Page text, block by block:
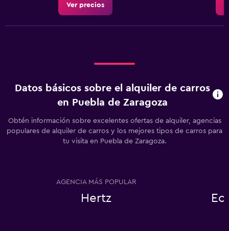
Ver precios
Datos básicos sobre el alquiler de carros
en Puebla de Zaragoza
Obtén información sobre excelentes ofertas de alquiler, agencias
populares de alquiler de carros y los mejores tipos de carros para
tu visita en Puebla de Zaragoza.
AGENCIA MÁS POPULAR
Hertz